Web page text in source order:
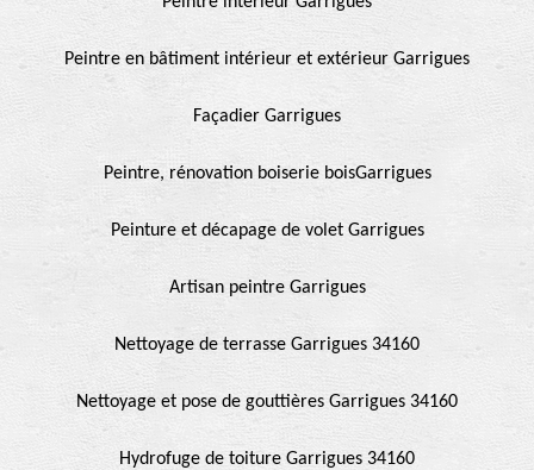
Peintre en bâtiment intérieur et extérieur Garrigues
Façadier Garrigues
Peintre, rénovation boiserie boisGarrigues
Peinture et décapage de volet Garrigues
Artisan peintre Garrigues
Nettoyage de terrasse Garrigues 34160
Nettoyage et pose de gouttières Garrigues 34160
Hydrofuge de toiture Garrigues 34160